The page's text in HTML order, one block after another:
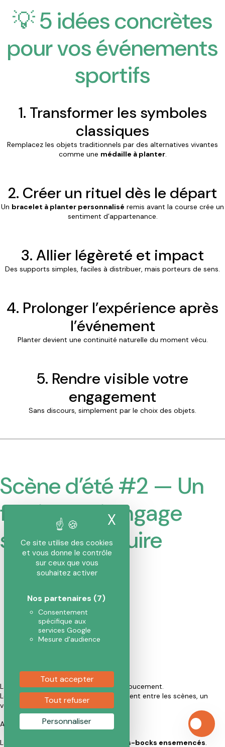
Ce site utilise des cookies
et vous donne le contrôle
sur ceux que vous
souhaitez activer
Nos partenaires (7)
Consentement
spécifique aux
services Google
Mesure d'audience
Tout accepter
Tout refuser
Personnaliser
X Masquer le
💡 5 idées concrètes
pour vos événements
sportifs
1. Transformer les symboles
classiques
Remplacez les objets traditionnels par des alternatives vivantes
comme une médaille à planter.
2. Créer un rituel dès le départ
Un bracelet à planter personnalisé remis avant la course crée un
sentiment d’appartenance.
3. Allier légèreté et impact
Des supports simples, faciles à distribuer, mais porteurs de sens.
4. Prolonger l’expérience après
l’événement
Planter devient une continuité naturelle du moment vécu.
5. Rendre visible votre
engagement
Sans discours, simplement par le choix des objets.
Scène d’été #2 — Un
festival qui engage
sans surproduire
La chaleur de fin de journée s’installe doucement.
Les festivaliers et festivalières déambulent entre les scènes, un
verre à la main.
Au bar, un détail attire l’attention.
Les boissons sont posées sur des sous-bocks ensemencés.